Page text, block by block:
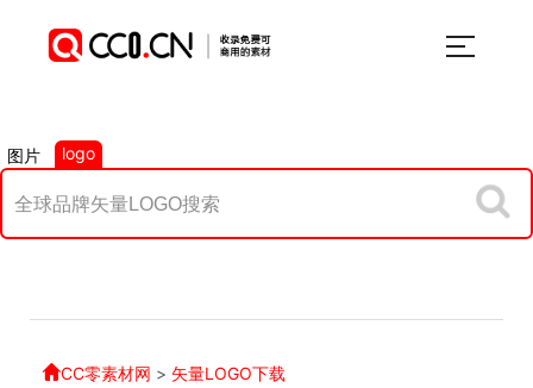
图片 logo
CC零素材网 > 矢量LOGO下载